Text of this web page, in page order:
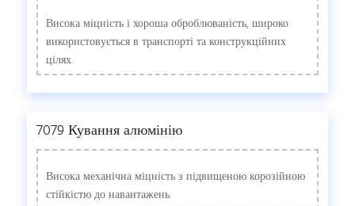
Висока міцність і хороша оброблюваність, широко
використовується в транспорті та конструкційних
цілях.
7079 Кування алюмінію
Висока механічна міцність з підвищеною корозійною
стійкістю до навантажень.